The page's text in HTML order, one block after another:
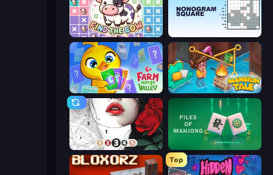
Find The Cow
Farm Merge Valley Mansion Tale: Merge Secrets
Numicolor Piles of Mahjong
Top